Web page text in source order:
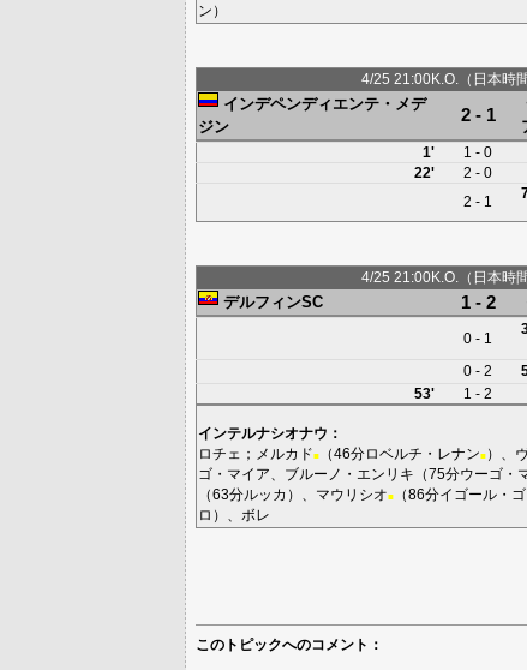
ン ）
4/25 21:00K.O.（日本時
インデペンディエンテ・メデ
ジン
2 - 1
1'
1 - 0
22'
2 - 0
2 - 1
4/25 21:00K.O.（日本時
デルフィンSC 1 - 2
0 - 1
0 - 2
53'
1 - 2
インテルナシオナウ ：
ロチェ ； メルカド■ （46分ロベルチ・レナン■ ）、
ゴ・マイア
ブルーノ・エンリキ （75分ウーゴ・
（63分ルッカ ）、 マウリシオ■ （86分イゴール・
ロ ）、 ボレ
このトピックへのコメント：